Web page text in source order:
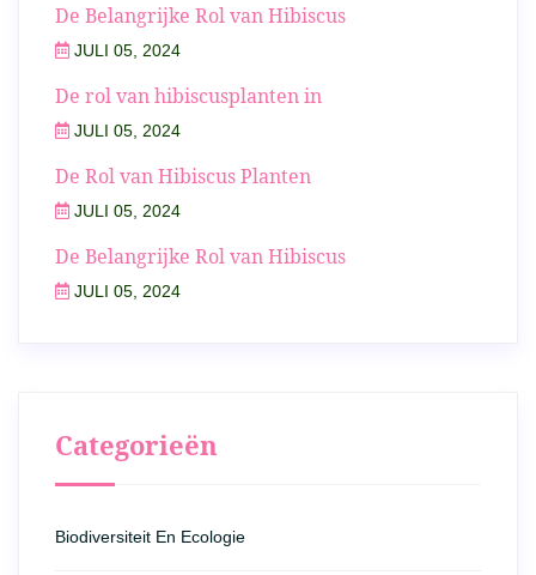
De Belangrijke Rol van Hibiscus
JULI 05, 2024
De rol van hibiscusplanten in
JULI 05, 2024
De Rol van Hibiscus Planten
JULI 05, 2024
De Belangrijke Rol van Hibiscus
JULI 05, 2024
Categorieën
Biodiversiteit En Ecologie